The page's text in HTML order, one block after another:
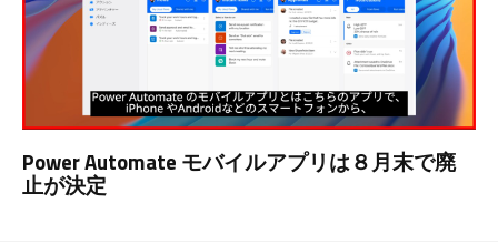
Power Automate モバイルアプリは８月末で廃
止が決定